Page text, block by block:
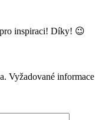
inspiraci! Díky! 😉
Vyžadované informace